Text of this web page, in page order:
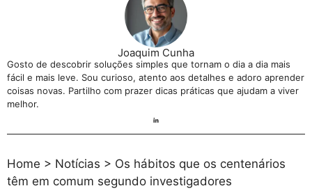
Joaquim Cunha
Gosto de descobrir soluções simples que tornam o dia a dia mais
fácil e mais leve. Sou curioso, atento aos detalhes e adoro aprender
coisas novas. Partilho com prazer dicas práticas que ajudam a viver
melhor.
Home > Notícias > Os hábitos que os centenários
têm em comum segundo investigadores